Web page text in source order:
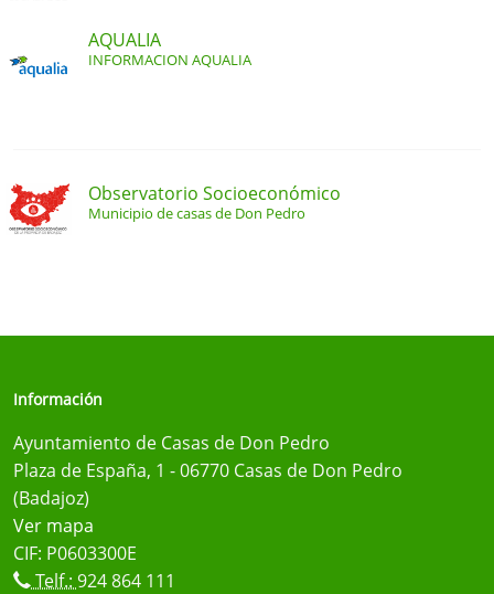
AQUALIA
INFORMACION AQUALIA
Observatorio Socioeconómico
Municipio de casas de Don Pedro
Información
Ayuntamiento de Casas de Don Pedro
Plaza de España, 1 - 06770 Casas de Don Pedro
(Badajoz)
Ver mapa
CIF: P0603300E
Telf.: 924 864 111